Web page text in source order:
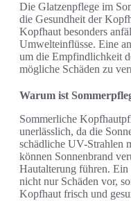
Die Glatzenpflege im
die Gesundheit der
Kopfhaut besonders
Umwelteinflüsse. Eine
um die Empfindlichkeit
mögliche Schäden zu
Warum ist
Sommerliche
unerlässlich, da die
schädliche UV-Strahlen
können Sonnenbrand
Hautalterung führen. Ein
nicht nur Schäden vor,
Kopfhaut frisch und